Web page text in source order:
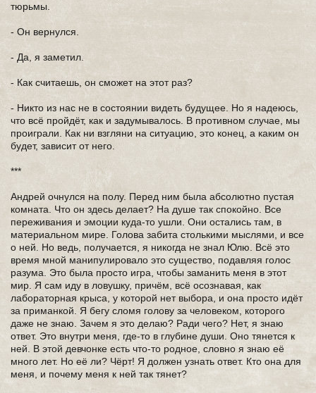
тюрьмы.
- Он вернулся.
- Да, я заметил.
- Как считаешь, он сможет на этот раз?
- Никто из нас не в состоянии видеть будущее. Но я надеюсь,
что всё пройдёт, как и задумывалось. В противном случае, мы
проиграли. Как ни взгляни на ситуацию, это конец, а каким он
будет, зависит от него.
***
Андрей очнулся на полу. Перед ним была абсолютно пустая
комната. Что он здесь делает? На душе так спокойно. Все
переживания и эмоции куда-то ушли. Они остались там, в
материальном мире. Голова забита столькими мыслями, и все
о ней. Но ведь, получается, я никогда не знал Юлю. Всё это
время мной манипулировало это существо, подавляя голос
разума. Это была просто игра, чтобы заманить меня в этот
мир. Я сам иду в ловушку, причём, всё осознавая, как
лабораторная крыса, у которой нет выбора, и она просто идёт
за приманкой. Я бегу сломя голову за человеком, которого
даже не знаю. Зачем я это делаю? Ради чего? Нет, я знаю
ответ. Это внутри меня, где-то в глубине души. Оно тянется к
ней. В этой девчонке есть что-то родное, словно я знаю её
много лет. Но её ли? Чёрт! Я должен узнать ответ. Кто она для
меня, и почему меня к ней так тянет?